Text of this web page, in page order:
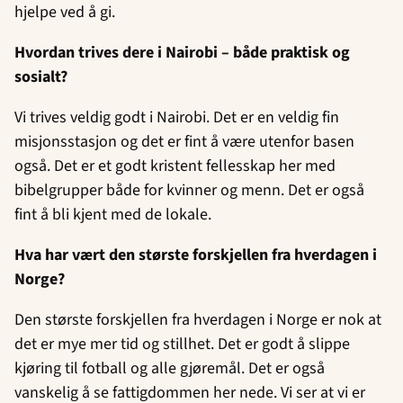
hjelpe ved å gi.
Hvordan trives dere i Nairobi – både praktisk og
sosialt?
Vi trives veldig godt i Nairobi. Det er en veldig fin
misjonsstasjon og det er fint å være utenfor basen
også. Det er et godt kristent fellesskap her med
bibelgrupper både for kvinner og menn. Det er også
fint å bli kjent med de lokale.
Hva har vært den største forskjellen fra hverdagen i
Norge?
Den største forskjellen fra hverdagen i Norge er nok at
det er mye mer tid og stillhet. Det er godt å slippe
kjøring til fotball og alle gjøremål. Det er også
vanskelig å se fattigdommen her nede. Vi ser at vi er